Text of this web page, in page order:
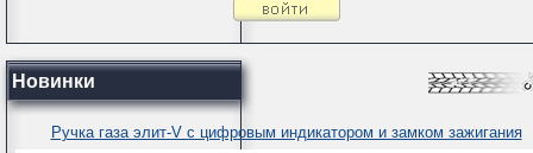
Новинки
Ручка газа элит-V с цифровым индикатором и замком зажигания